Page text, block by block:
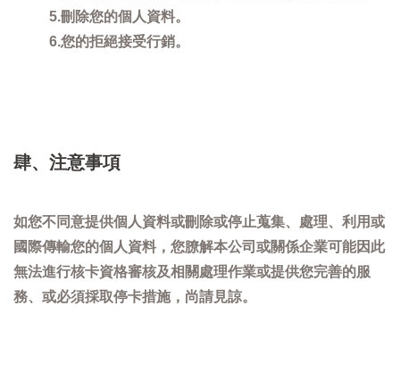
5.刪除您的個人資料。
6.您的拒絕接受行銷。
肆、注意事項
如您不同意提供個人資料或刪除或停止蒐集、處理、利用或
國際傳輸您的個人資料，您膫解本公司或關係企業可能因此
無法進行核卡資格審核及相關處理作業或提供您完善的服
務、或必須採取停卡措施，尚請見諒。